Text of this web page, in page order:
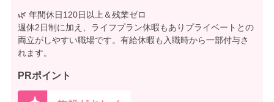
🌿 年間休日120日以上＆残業ゼロ
週休2日制に加え、ライフプラン休暇もありプライベートとの
両立がしやすい職場です。有給休暇も入職時から一部付与さ
れます。
PRポイント